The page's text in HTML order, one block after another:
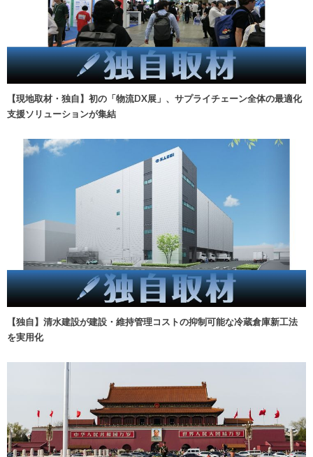
【現地取材・独自】初の「物流DX展」、サプライチェーン全体の最適化
支援ソリューションが集結
【独自】清水建設が建設・維持管理コストの抑制可能な冷蔵倉庫新工法
を実用化